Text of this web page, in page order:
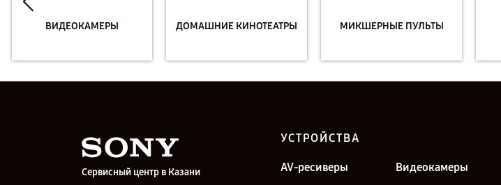
ВИДЕОКАМЕРЫ ДОМАШНИЕ КИНОТЕАТРЫ МИКШЕРНЫЕ ПУЛЬТЫ
Сервисный центр в Казани
УСТРОЙСТВА
AV-ресиверы Видеокамеры